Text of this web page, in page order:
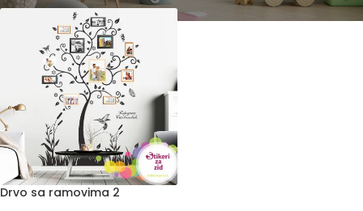
Drvo sa ramovima 2